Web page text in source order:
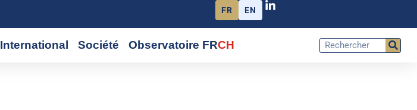
FR EN
International Société Observatoire FRCH